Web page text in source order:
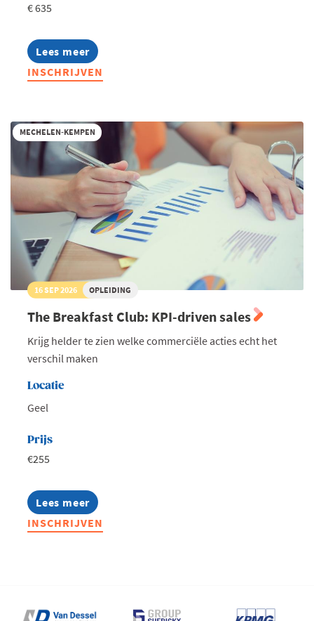
€ 635
Lees meer
about
The
Breakfast
INSCHRIJVEN
MECHELEN-KEMPEN
16 SEP 2026 OPLEIDING
The Breakfast Club: KPI-driven sales
Krijg helder te zien welke commerciële acties echt het
verschil maken
Locatie
Geel
Prijs
€255
Lees meer
about
The
Breakfast
INSCHRIJVEN